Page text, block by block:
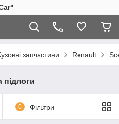
запчастини Renault
0 Фільтри